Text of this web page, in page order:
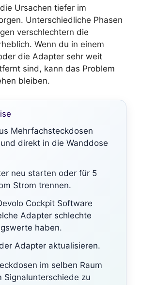
Ursachen tiefer im
Unterschiedliche Phasen
verschlechtern die
Wenn du in einem
die Adapter sehr weit
sind, kann das Problem
bleiben.
Mehrfachsteckdosen
direkt in die Wanddose
neu starten oder für 5
Strom trennen.
Cockpit Software
Adapter schlechte
haben.
Adapter aktualisieren.
im selben Raum
Signalunterschiede zu